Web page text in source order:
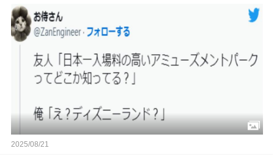
2025/08/21